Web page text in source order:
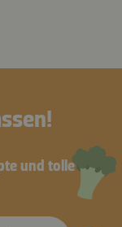
und tolle